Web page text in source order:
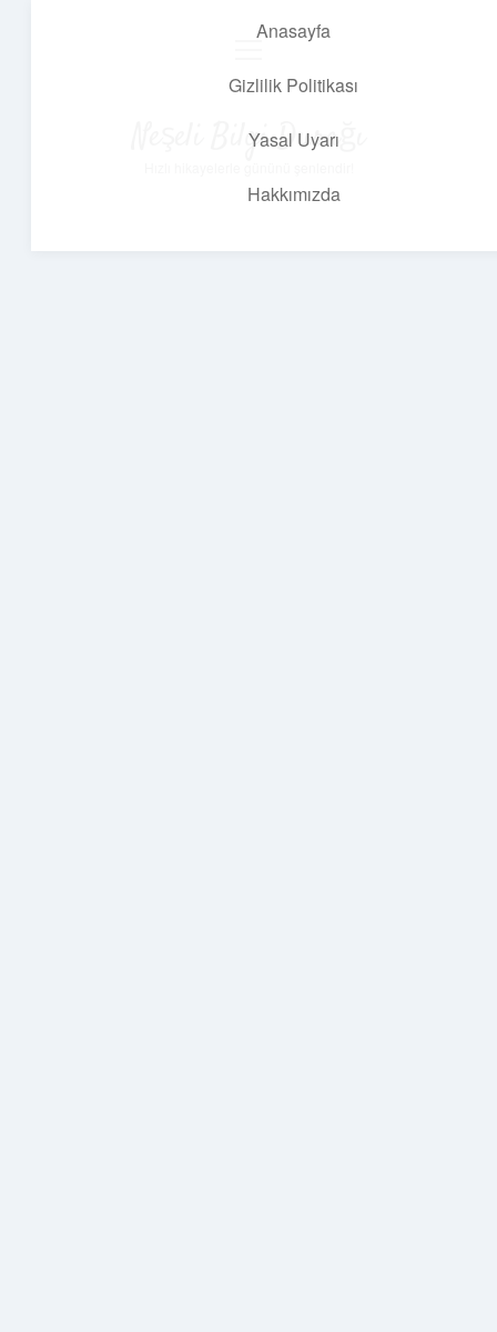
Anasayfa
Gizlilik Politikası
Yasal Uyarı
Hakkımızda
Neşeli Bilgi Durağı